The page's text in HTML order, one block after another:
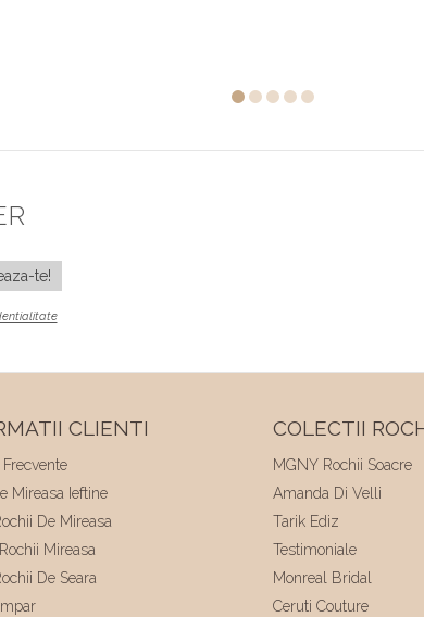
CLIENTI
Frecvente
Mireasa Ieftine
De Mireasa
Mireasa
De Seara
COLECTII
MGNY Rochii Soacre
Amanda Di Velli
Tarik Ediz
Testimoniale
Monreal Bridal
Ceruti Couture